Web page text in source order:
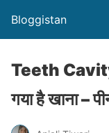
Bloggistan
Teeth Cavity:
गया है खाना –